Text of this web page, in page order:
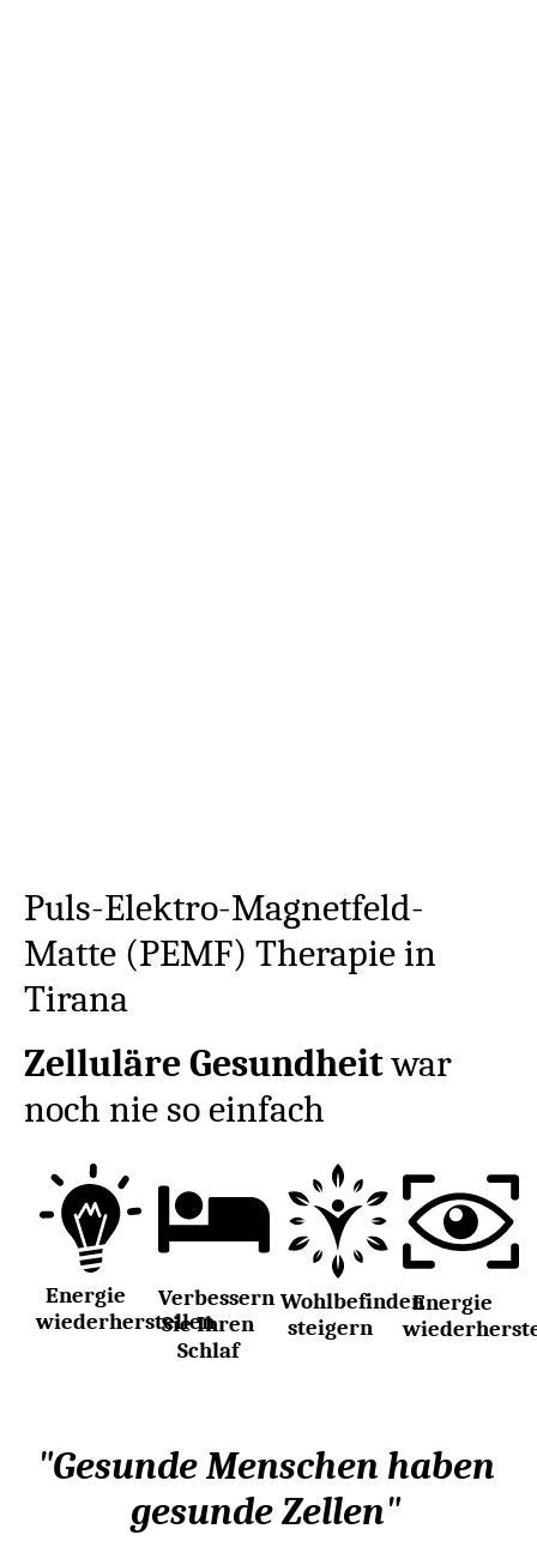
Puls-Elektro-Magnetfeld-
Matte (PEMF) Therapie in
Tirana
Zelluläre Gesundheitwar
noch nie so einfach
Energie
wiederherstellen
Verbessern
Sie Ihren
Schlaf
Wohlbefinden
steigern
Energie
"Gesunde Menschen haben
gesunde Zellen"